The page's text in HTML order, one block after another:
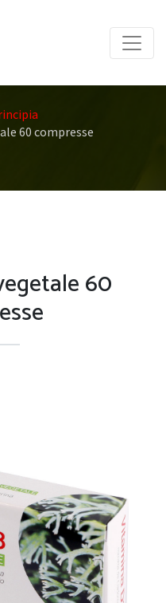
60 compresse
60